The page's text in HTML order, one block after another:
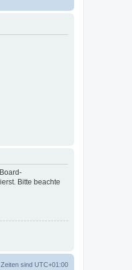
Bitte beachte
sind UTC+01:00